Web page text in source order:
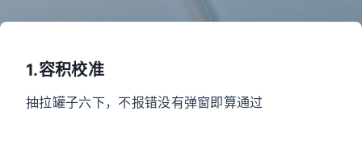
1.容积校准
抽拉罐子六下，不报错没有弹窗即算通过